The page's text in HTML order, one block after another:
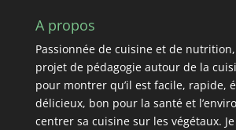
A propos
Passionnée de cuisine et de nutrition,
projet de pédagogie autour de la
pour montrer qu’il est facile, rapide,
délicieux, bon pour la santé et
centrer sa cuisine sur les végétaux.